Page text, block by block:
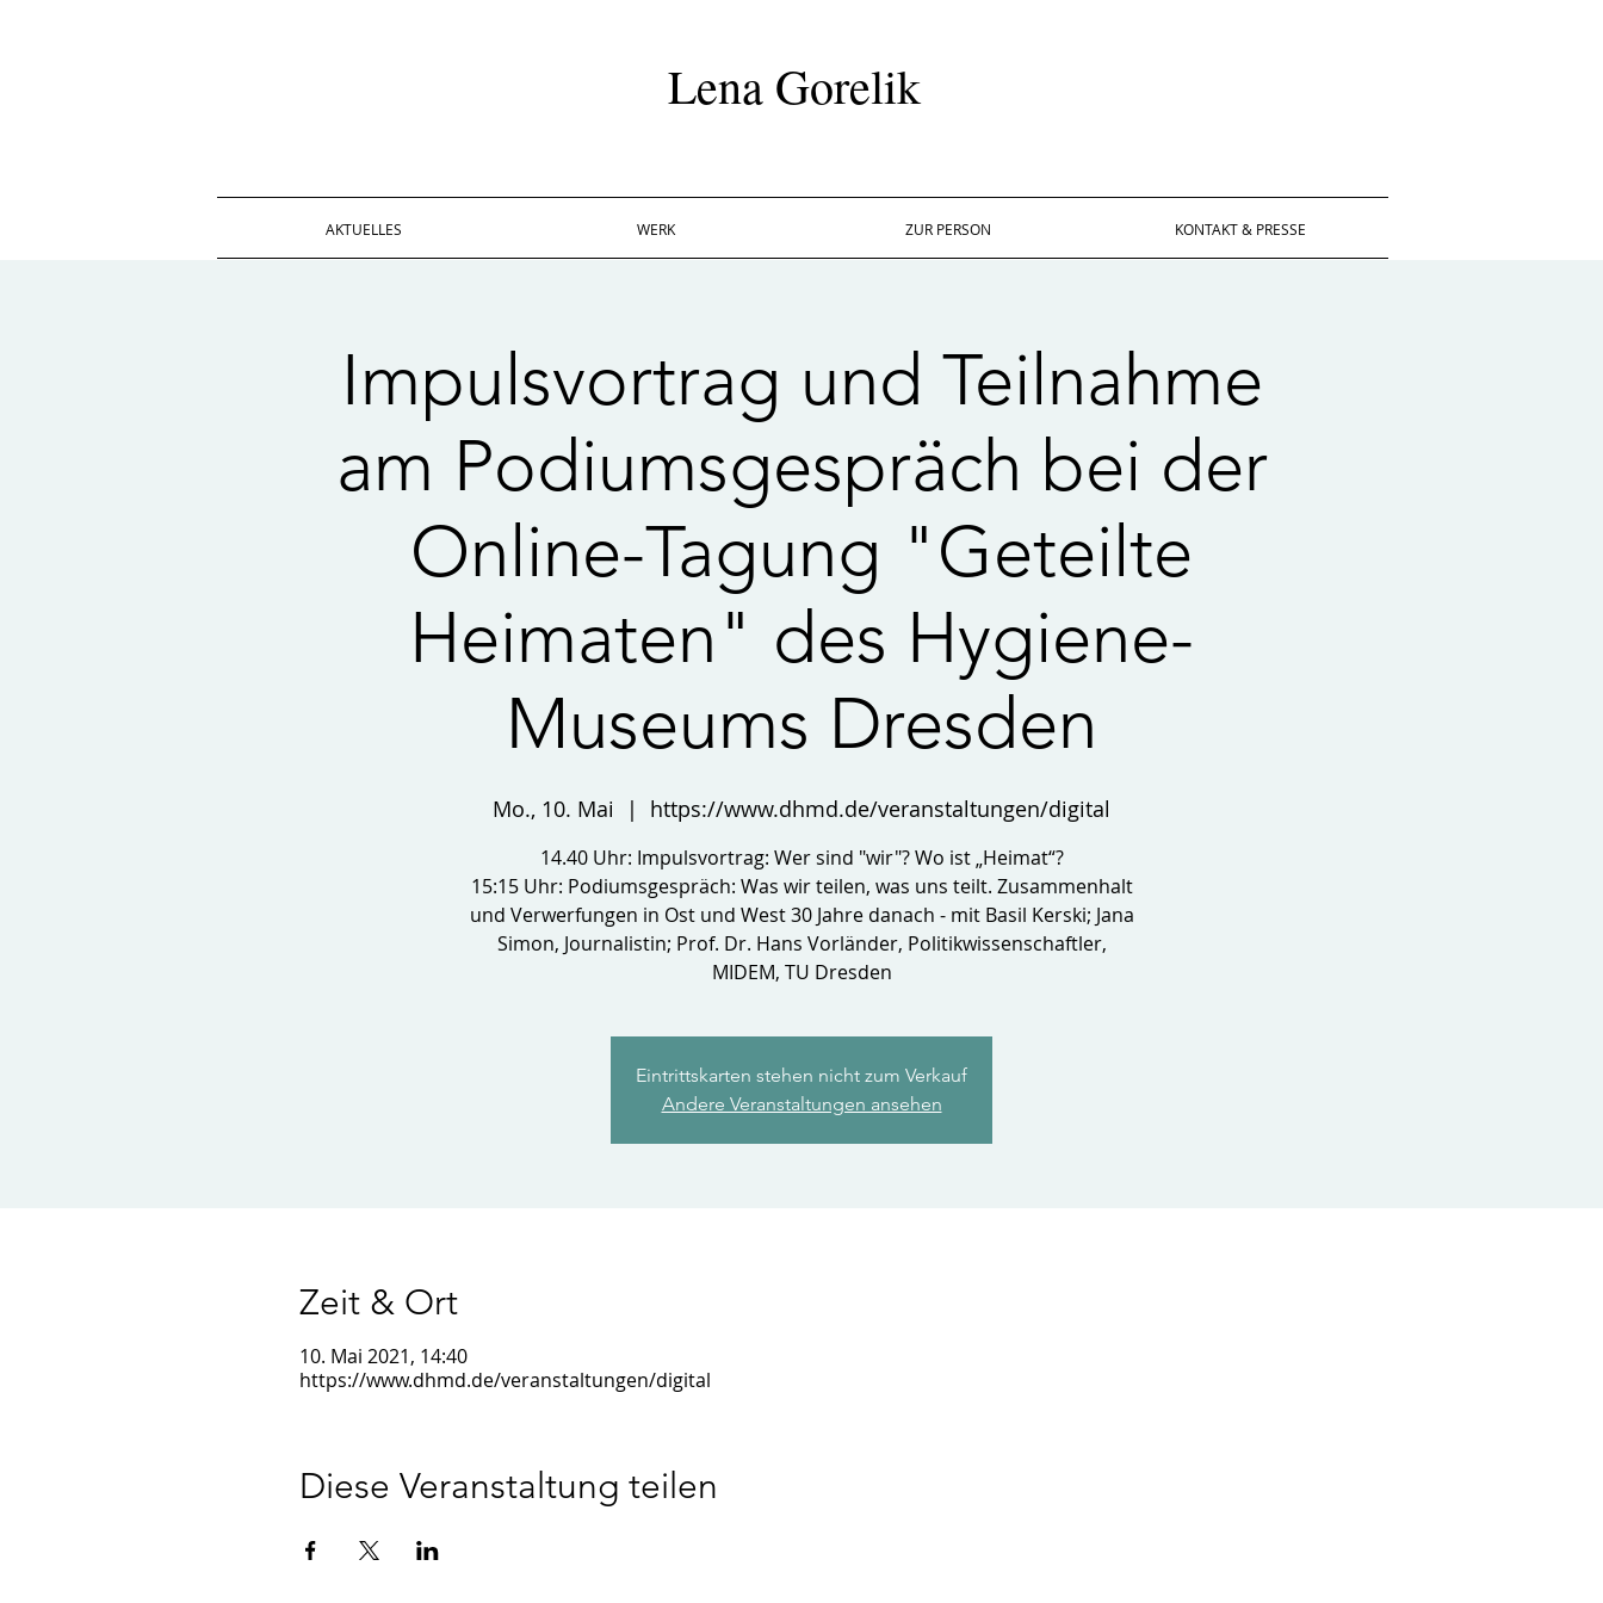
Lena Gorelik
AKTUELLES WERK ZUR PERSON KONTAKT & PRESSE
Impulsvortrag und Teilnahme
am Podiumsgespräch bei der
Online-Tagung "Geteilte
Heimaten" des Hygiene-
Museums Dresden
Mo., 10. Mai
  |
https://www.dhmd.de/veranstaltungen/digital
14.40 Uhr: Impulsvortrag: Wer sind "wir"? Wo ist „Heimat“?
15:15 Uhr: Podiumsgespräch: Was wir teilen, was uns teilt. Zusammenhalt
und Verwerfungen in Ost und West 30 Jahre danach - mit Basil Kerski; Jana
Simon, Journalistin; Prof. Dr. Hans Vorländer, Politikwissenschaftler,
MIDEM, TU Dresden
Eintrittskarten stehen nicht zum Verkauf
Andere Veranstaltungen ansehen
Zeit & Ort
10. Mai 2021, 14:40
https://www.dhmd.de/veranstaltungen/digital
Diese Veranstaltung teilen